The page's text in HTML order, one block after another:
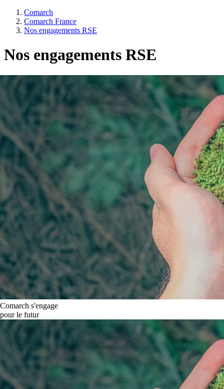
Comarch
Comarch France
Nos engagements RSE
Nos engagements RSE
Comarch s'engage
pour le futur